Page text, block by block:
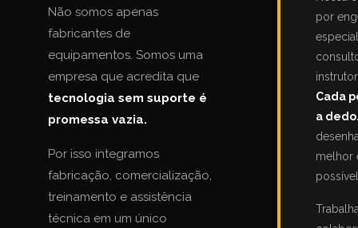
Não somos apenas
fabricantes de
equipamentos. Somos uma
empresa que acredita que
tecnologia sem suporte é
promessa vazia.
Por isso integramos
fabricação, comercialização,
treinamento e assistência
técnica em um único
por
Cada
a
melhor